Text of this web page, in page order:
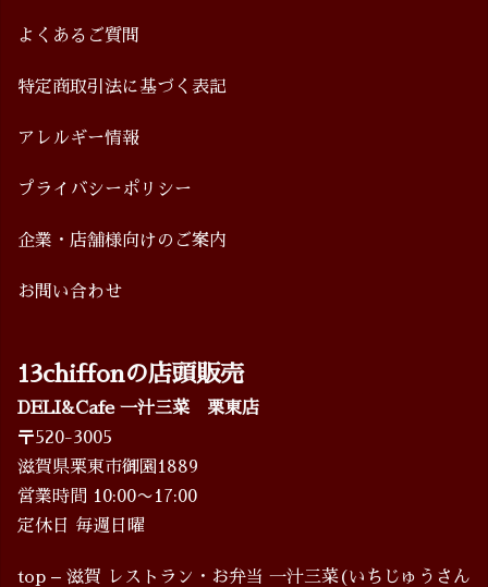
よくあるご質問
特定商取引法に基づく表記
アレルギー情報
プライバシーポリシー
企業・店舗様向けのご案内
お問い合わせ
13chiffonの店頭販売
DELI&Cafe 一汁三菜 栗東店
〒520-3005
滋賀県栗東市御園1889
営業時間 10:00〜17:00
定休日 毎週日曜
top – 滋賀 レストラン・お弁当 一汁三菜(いちじゅうさん